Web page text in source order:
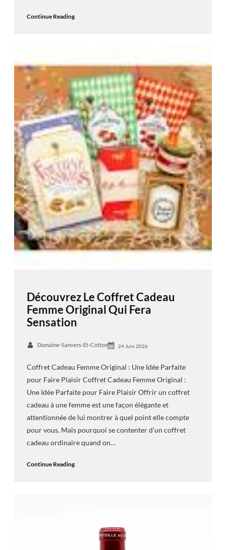
Continue Reading
Découvrez Le Coffret Cadeau
Femme Original Qui Fera
Sensation
Domaine-Sanvers-Et-Cotton 24 Juin 2026
Coffret Cadeau Femme Original : Une Idée Parfaite
pour Faire Plaisir Coffret Cadeau Femme Original :
Une Idée Parfaite pour Faire Plaisir Offrir un coffret
cadeau à une femme est une façon élégante et
attentionnée de lui montrer à quel point elle compte
pour vous. Mais pourquoi se contenter d’un coffret
cadeau ordinaire quand on…
Continue Reading